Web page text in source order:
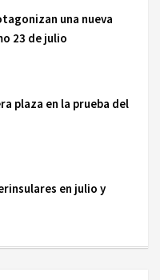
una nueva
23 de julio
plaza en la prueba del
en julio y